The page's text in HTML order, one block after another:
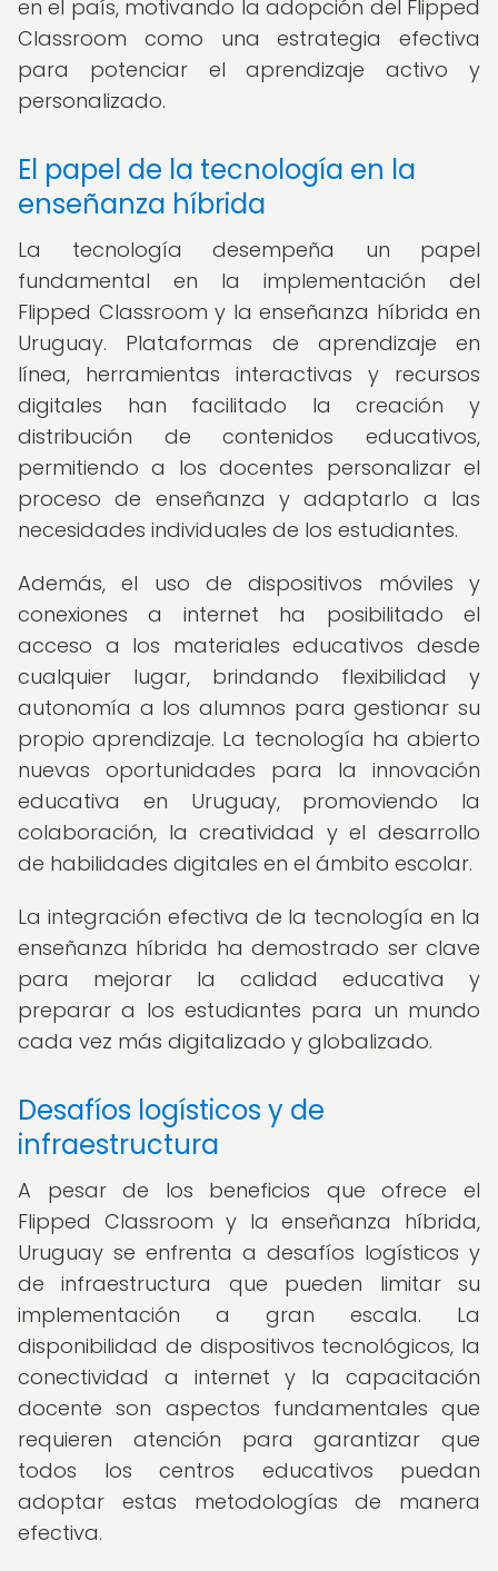
en el país, motivando la adopción del Flipped
Classroom como una estrategia efectiva
para potenciar el aprendizaje activo y
personalizado.
El papel de la tecnología en la
enseñanza híbrida
La tecnología desempeña un papel
fundamental en la implementación del
Flipped Classroom y la enseñanza híbrida en
Uruguay. Plataformas de aprendizaje en
línea, herramientas interactivas y recursos
digitales han facilitado la creación y
distribución de contenidos educativos,
permitiendo a los docentes personalizar el
proceso de enseñanza y adaptarlo a las
necesidades individuales de los estudiantes.
Además, el uso de dispositivos móviles y
conexiones a internet ha posibilitado el
acceso a los materiales educativos desde
cualquier lugar, brindando flexibilidad y
autonomía a los alumnos para gestionar su
propio aprendizaje. La tecnología ha abierto
nuevas oportunidades para la innovación
educativa en Uruguay, promoviendo la
colaboración, la creatividad y el desarrollo
de habilidades digitales en el ámbito escolar.
La integración efectiva de la tecnología en la
enseñanza híbrida ha demostrado ser clave
para mejorar la calidad educativa y
preparar a los estudiantes para un mundo
cada vez más digitalizado y globalizado.
Desafíos logísticos y de
infraestructura
A pesar de los beneficios que ofrece el
Flipped Classroom y la enseñanza híbrida,
Uruguay se enfrenta a desafíos logísticos y
de infraestructura que pueden limitar su
implementación a gran escala. La
disponibilidad de dispositivos tecnológicos, la
conectividad a internet y la capacitación
docente son aspectos fundamentales que
requieren atención para garantizar que
todos los centros educativos puedan
adoptar estas metodologías de manera
efectiva.